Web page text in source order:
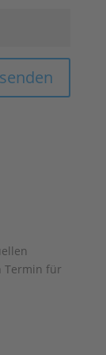
Termin für